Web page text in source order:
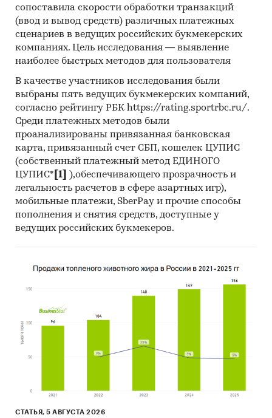
Контент-анализ выполняется в рамках
проведения Desk Research (кабинетное
исследование). В общем виде целью
кабинетного исследования является
проанализировать ситуацию на рынке
декоративных бумажно-слоистых пластиков и
получить (рассчитать) показатели,
характеризующие его состояние в настоящее
время и в будущем.
Источники получения информации
Базы данных Федеральной Таможенной
службы РФ, ФСГС РФ (Росстат).
Материалы DataMonitor, EuroMonitor,
Eurostat.
Печатные и электронные деловые и
специализированные издания,
аналитические обзоры.
Ресурсы сети Интернет в России и мире.
Экспертные опросы.
Материалы участников отечественного и
Результаты исследований маркетинговых и
Материалы отраслевых учреждений и базы
данных.
сопоставила скорости обработки транзакций
(ввод и вывод средств) различных платежных
сценариев в ведущих российских букмекерских
компаниях. Цель исследования — выявление
наиболее быстрых методов для пользователя
В качестве участников исследования были
выбраны пять ведущих букмекерских компаний,
согласно рейтингу РБК https://rating.sportrbc.ru/.
Среди платежных методов были
проанализированы привязанная банковская
карта, привязанный счет СБП, кошелек ЦУПИС
(собственный платежный метод ЕДИНОГО
ЦУПИС* [1]
),обеспечивающего прозрачность и
легальность расчетов в сфере азартных игр),
мобильные платежи, SberPay и прочие способы
пополнения и снятия средств, доступные у
ведущих российских букмекеров.
СТАТЬЯ, 5 АВГУСТА 2026